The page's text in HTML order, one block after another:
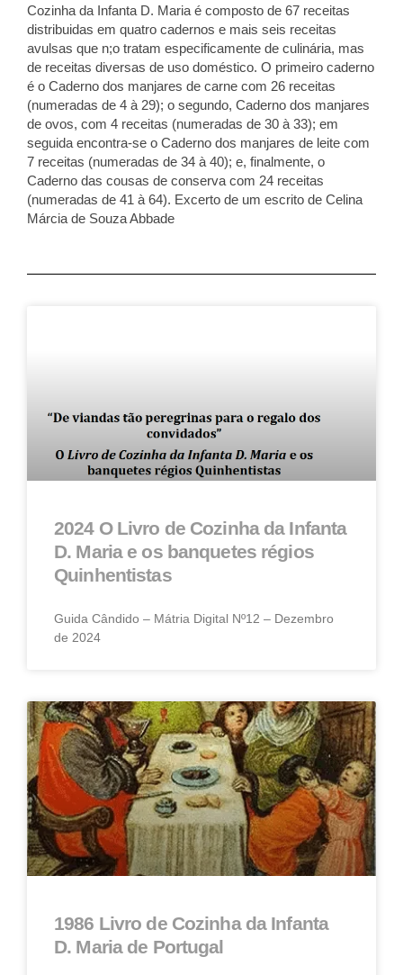
Cozinha da Infanta D. Maria é composto de 67 receitas
distribuidas em quatro cadernos e mais seis receitas
avulsas que n;o tratam especificamente de culinária, mas
de receitas diversas de uso doméstico. O primeiro caderno
é o Caderno dos manjares de carne com 26 receitas
(numeradas de 4 à 29); o segundo, Caderno dos manjares
de ovos, com 4 receitas (numeradas de 30 à 33); em
seguida encontra-se o Caderno dos manjares de leite com
7 receitas (numeradas de 34 à 40); e, finalmente, o
Caderno das cousas de conserva com 24 receitas
(numeradas de 41 à 64). Excerto de um escrito de Celina
Márcia de Souza Abbade
2024 O Livro de Cozinha da Infanta
D. Maria e os banquetes régios
Quinhentistas
Guida Cândido – Mátria Digital Nº12 – Dezembro
de 2024
1986 Livro de Cozinha da Infanta
D. Maria de Portugal